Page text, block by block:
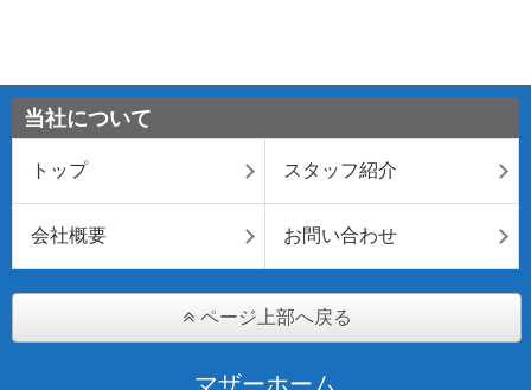
当社について
トップ スタッフ紹介
会社概要 お問い合わせ
ページ上部へ戻る
マザーホーム